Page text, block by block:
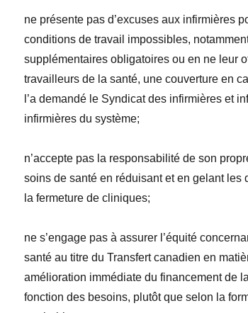
ne présente pas d’excuses aux infirmières
conditions de travail impossibles,
supplémentaires obligatoires ou en ne leur
travailleurs de la santé, une couverture en
l’a demandé le Syndicat des infirmières et
infirmières du système;
n’accepte pas la responsabilité de son
soins de santé en réduisant et en gelant les
la fermeture de cliniques;
ne s’engage pas à assurer l’équité
santé au titre du Transfert canadien en
amélioration immédiate du financement de
fonction des besoins, plutôt que selon la